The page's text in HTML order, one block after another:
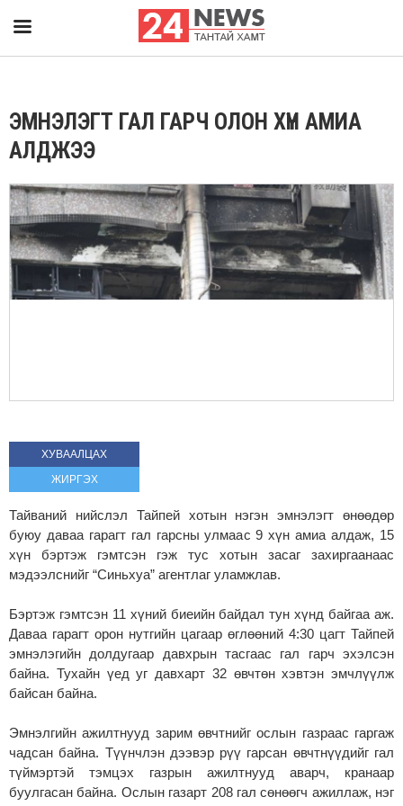
ЭМНЭЛЭГТ ГАЛ ГАРЧ ОЛОН ХҮН АМИА
АЛДЖЭЭ
ХУВААЛЦАХ
ЖИРГЭХ
Тайваний нийслэл Тайпей хотын нэгэн эмнэлэгт өнөөдөр
буюу даваа гарагт гал гарсны улмаас 9 хүн амиа алдаж, 15
хүн бэртэж гэмтсэн гэж тус хотын засаг захиргаанаас
мэдээлснийг “Синьхуа” агентлаг уламжлав.
Бэртэж гэмтсэн 11 хүний биеийн байдал тун хүнд байгаа аж.
Даваа гарагт орон нутгийн цагаар өглөөний 4:30 цагт Тайпей
эмнэлэгийн долдугаар давхрын тасгаас гал гарч эхэлсэн
байна. Тухайн үед уг давхарт 32 өвчтөн хэвтэн эмчлүүлж
байсан байна.
Эмнэлгийн ажилтнууд зарим өвчтнийг ослын газраас гаргаж
чадсан байна. Түүнчлэн дээвэр рүү гарсан өвчтнүүдийг гал
түймэртэй тэмцэх газрын ажилтнууд аварч, кранаар
буулгасан байна. Ослын газарт 208 гал сөнөөгч ажиллаж, нэг